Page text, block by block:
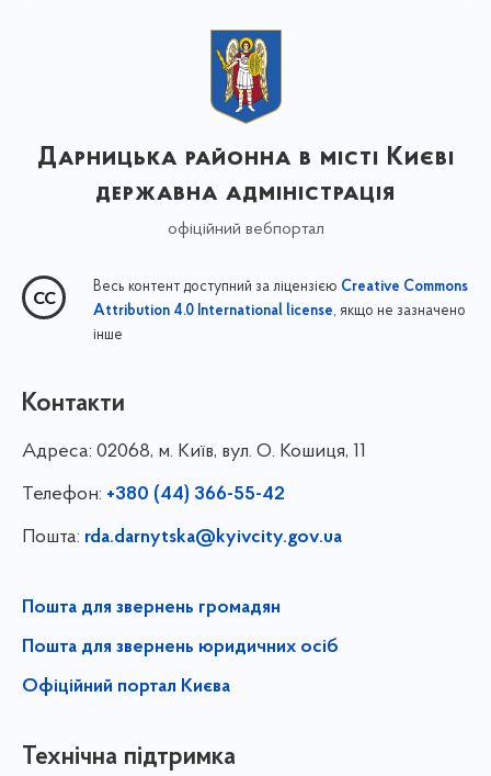
Дарницька районна в місті Києві
державна адміністрація
офіційний вебпортал
Весь контент доступний за ліцензією Creative Commons
Attribution 4.0 International license, якщо не зазначено
інше
Контакти
Адреса: 02068, м. Київ, вул. О. Кошиця, 11
Телефон: +380 (44) 366-55-42
Пошта: rda.darnytska@kyivcity.gov.ua
Пошта для звернень громадян
Пошта для звернень юридичних осіб
Офіційний портал Києва
Технічна підтримка